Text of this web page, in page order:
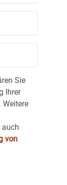
Sie
Ihrer
Weitere
auch
von